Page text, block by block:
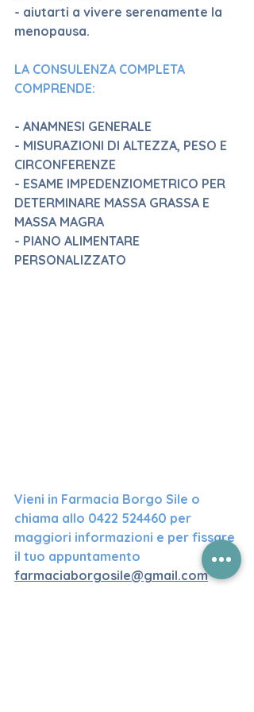
- aiutarti a vivere serenamente la
menopausa.
LA CONSULENZA COMPLETA
COMPRENDE:
- ANAMNESI GENERALE
- MISURAZIONI DI ALTEZZA, PESO E
CIRCONFERENZE
- ESAME IMPEDENZIOMETRICO PER
DETERMINARE MASSA GRASSA E
MASSA MAGRA
- PIANO ALIMENTARE
PERSONALIZZATO
Vieni in Farmacia Borgo Sile o
chiama allo 0422 524460 per
maggiori informazioni e per fissare
il tuo appuntamento
farmaciaborgosile@gmail.com